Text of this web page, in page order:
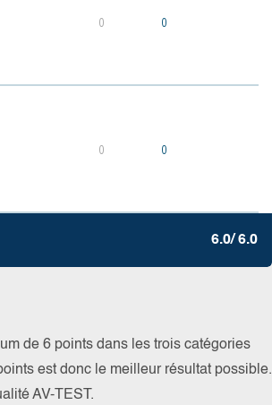
0 0
0 0
6.0/ 6.0
de 6 points dans les trois catégories
est donc le meilleur résultat possible.
AV-TEST.